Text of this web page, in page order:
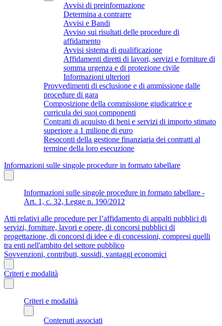
Avvisi di preinformazione
Determina a contrarre
Avvisi e Bandi
Avviso sui risultati delle procedure di
affidamento
Avvisi sistema di qualificazione
Affidamenti diretti di lavori, servizi e forniture di
somma urgenza e di protezione civile
Informazioni ulteriori
Provvedimenti di esclusione e di ammissione dalle
procedure di gara
Composizione della commissione giudicatrice e
curricula dei suoi componenti
Contratti di acquisto di beni e servizi di importo stimato
superiore a 1 milione di euro
Resoconti della gestione finanziaria dei contratti al
termine della loro esecuzione
Informazioni sulle singole procedure in formato tabellare
Informazioni sulle singole procedure in formato tabellare -
Art. 1, c. 32, Legge n. 190/2012
Atti relativi alle procedure per l’affidamento di appalti pubblici di
servizi, forniture, lavori e opere, di concorsi pubblici di
progettazione, di concorsi di idee e di concessioni, compresi quelli
tra enti nell'ambito del settore pubblico
Sovvenzioni, contributi, sussidi, vantaggi economici
Criteri e modalità
Criteri e modalità
Contenuti associati